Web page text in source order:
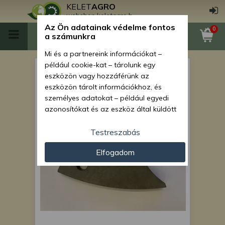
KELETAGRO
webshop.keletagro.hu
0
John Deere cleat (Steg),
utángyártott
Az Ön adatainak védelme fontos
a számunkra
Mi és a partnereink információkat –
például cookie-kat – tárolunk egy
eszközön vagy hozzáférünk az
eszközön tárolt információkhoz, és
személyes adatokat – például egyedi
azonosítókat és az eszköz által küldött
személyre szabott hirdetések és
tartalom nyújtásához, hirdetés- és
tartalomméréshez, nézettségi adatok
gyűjtéséhez, valamint termékek
kifejlesztéséhez és a termékek
javításához. Az Ön engedélyével mi és a
Testreszabás
Elfogadom